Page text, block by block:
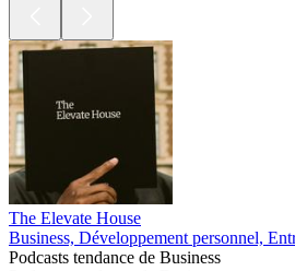
The Elevate House
Business, Développement personnel,
Podcasts tendance de Business